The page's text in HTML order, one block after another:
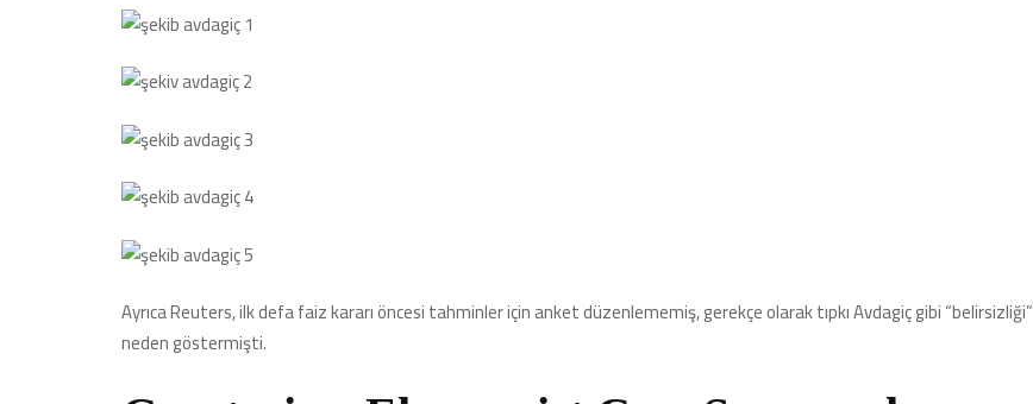
Ayrıca Reuters, ilk defa faiz kararı öncesi tahminler için anket düzenlememiş, gerekçe olarak tıpkı Avdagiç gibi “belirsizliği”
neden göstermişti.